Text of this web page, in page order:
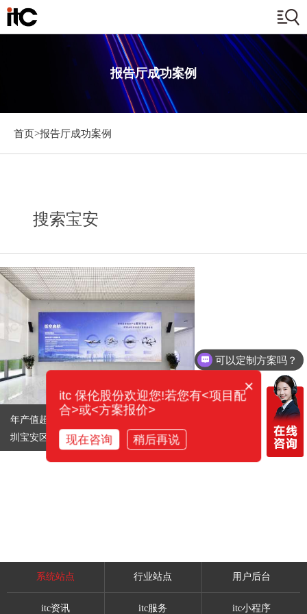
报告厅成功案例
首页>报告厅成功案例
搜索宝安
年产值超900亿元！蓄势高飞！itc助力深
圳宝安区大铲湾蓝色未来科技园数字化升
系统站点 行业站点 用户后台
itc资讯 itc服务 itc小程序
可以定制方案吗？
×
itc 保伦股份欢迎您!若您有<项目配
合>或<方案报价>
现在咨询 稍后再说